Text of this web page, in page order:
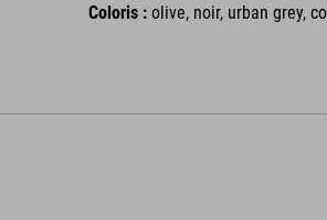
Coloris : olive, noir, urban grey,